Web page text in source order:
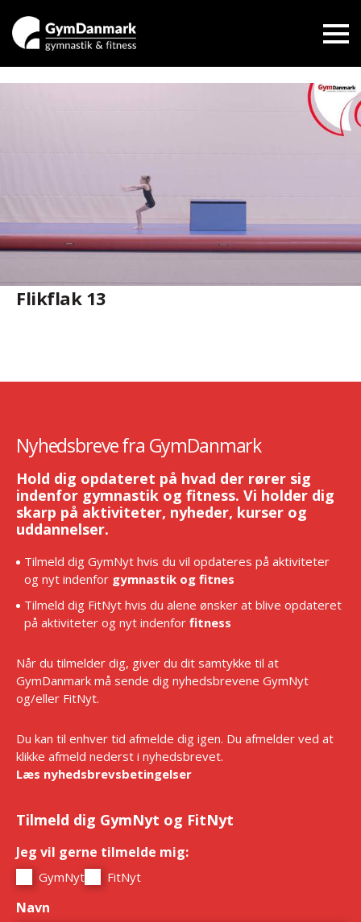
Flikflak 13
Nyhedsbreve fra GymDanmark
Hold dig opdateret på hvad der rører sig
indenfor gymnastik og fitness. Vi holder dig
skarp på aktiviteter, nyheder, kurser og
uddannelser.
Tilmeld dig GymNyt hvis du vil opdateres på aktiviteter
og nyt indenfor gymnastik og fitnes
Tilmeld dig FitNyt hvis du alene ønsker at blive opdateret
på aktiviteter og nyt indenfor fitness
Når du tilmelder dig, giver du dit samtykke til at
GymDanmark må sende dig nyhedsbrevene GymNyt
og/eller FitNyt.
Du kan til enhver tid afmelde dig igen. Du afmelder ved at
klikke afmeld nederst i nyhedsbrevet.
Læs nyhedsbrevsbetingelser
Tilmeld dig GymNyt og FitNyt
Jeg vil gerne tilmelde mig:
GymNyt FitNyt
Navn